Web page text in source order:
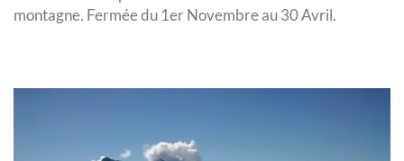
montagne. Fermée du 1er Novembre au 30 Avril.